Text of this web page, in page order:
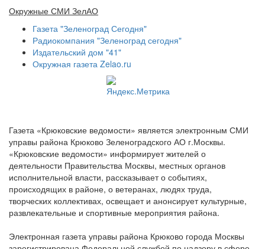
Окружные СМИ ЗелАО
Газета "Зеленоград Сегодня"
Радиокомпания "Зеленоград сегодня"
Издательский дом "41"
Окружная газета Zelao.ru
Газета «Крюковские ведомости» является электронным СМИ
управы района Крюково Зеленоградского АО г.Москвы.
«Крюковские ведомости» информирует жителей о
деятельности Правительства Москвы, местных органов
исполнительной власти, рассказывает о событиях,
происходящих в районе, о ветеранах, людях труда,
творческих коллективах, освещает и анонсирует культурные,
развлекательные и спортивные мероприятия района.
Электронная газета управы района Крюково города Москвы